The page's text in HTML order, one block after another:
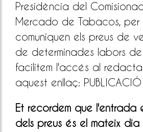
Presidència del
Mercado de Tabacos, per
comuniquen els preus de
de determinades labors
facilitem l'accés al
aquest enllaç:
Et recordem que l'entrada
dels preus és el mateix